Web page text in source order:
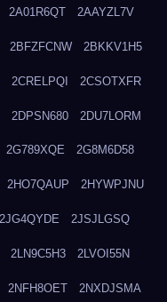
2A01R6QT 2AAYZL7V
2BFZFCNW 2BKKV1H5
2CRELPQI 2CSOTXFR
2DPSN680 2DU7LORM
2G789XQE 2G8M6D58
2HO7QAUP 2HYWPJNU
2JG4QYDE 2JSJLGSQ
2LN9C5H3 2LVOI55N
2NFH8OET 2NXDJSMA